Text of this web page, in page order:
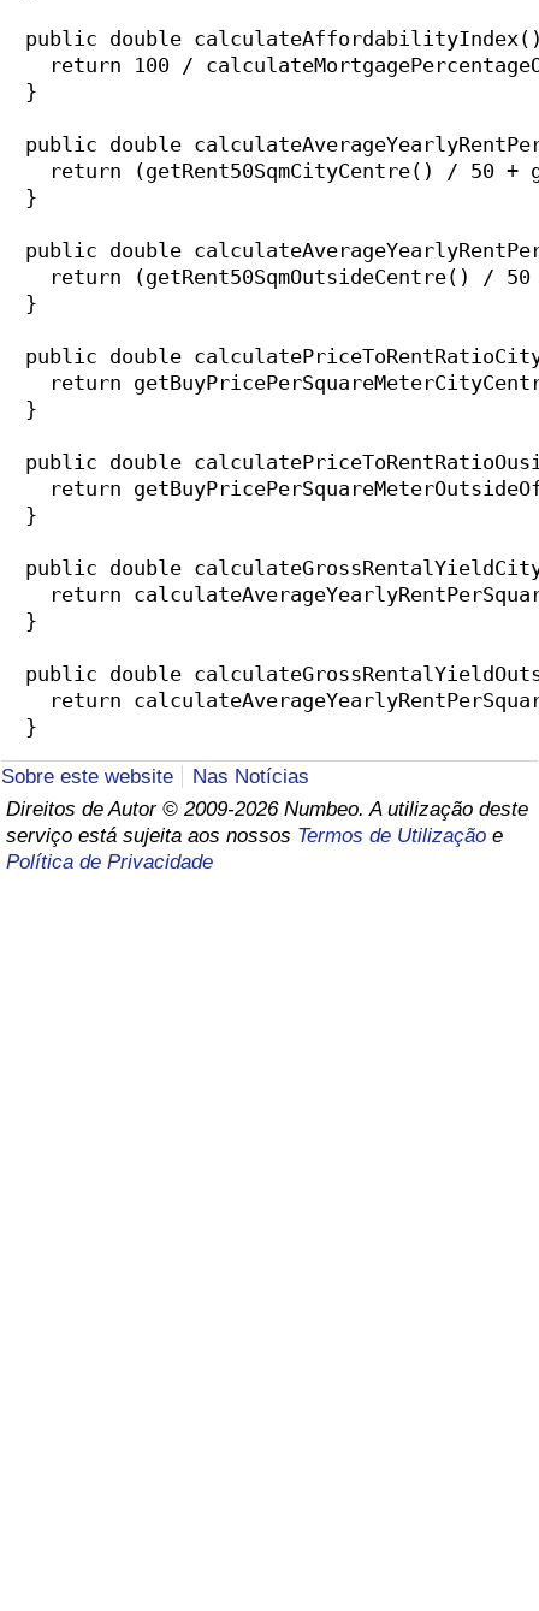
public double
return 100 /
  }
public double
return (getRent50SqmCityCentre() / 50 +
  }
public double
return (getRent50SqmOutsideCentre() /
  }
public double
return
  }
public double
return
  }
public double
return
  }
public double
return
Sobre este website
Nas Notícias
Direitos de Autor © 2009-2026 Numbeo. A utilização deste
serviço está sujeita aos nossos Termos de Utilização e
Política de Privacidade